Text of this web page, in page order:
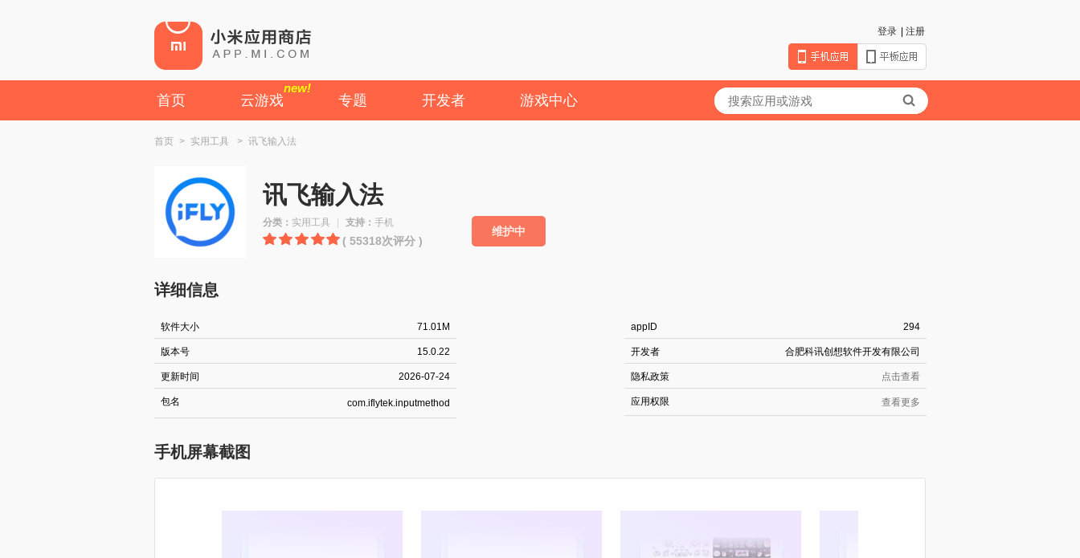
注册
登录
首页 云游戏
new!
专题 开发者 游戏中心
首页 > 实用工具 > 讯飞输入法
讯飞输入法
分类： 实用工具 支持： 手机
( 55318次评分 )
维护中
详细信息
软件大小 71.01M appID 294
版本号 15.0.22 开发者 合肥科讯创想软件开发有限公司
更新时间 2026-07-24 隐私政策 点击查看
包名 com.iflytek.inputmethod 应用权限 查看更多
手机屏幕截图